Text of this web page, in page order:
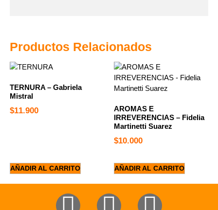
Productos Relacionados
TERNURA – Gabriela
Mistral
$11.900
AÑADIR AL CARRITO
AROMAS E
IRREVERENCIAS – Fidelia
Martinetti Suarez
$10.000
AÑADIR AL CARRITO